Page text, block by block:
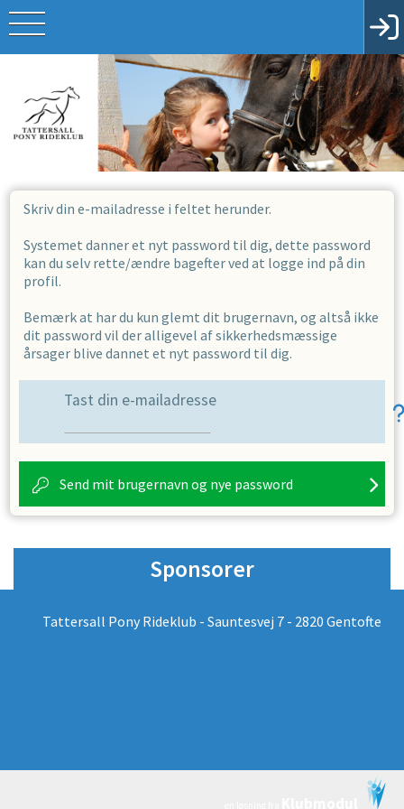
Skriv din e-mailadresse i feltet herunder.
Systemet danner et nyt password til dig, dette password
kan du selv rette/ændre bagefter ved at logge ind på din
profil.
Bemærk at har du kun glemt dit brugernavn, og altså ikke
dit password vil der alligevel af sikkerhedsmæssige
årsager blive dannet et nyt password til dig.
Tast din e-mailadresse
Send mit brugernavn og nye password
Sponsorer
Tattersall Pony Rideklub - Sauntesvej 7 - 2820 Gentofte